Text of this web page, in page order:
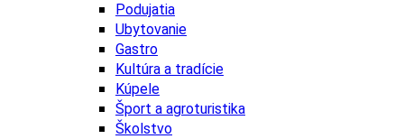
Podujatia
Ubytovanie
Gastro
Kultúra a tradície
Kúpele
Šport a agroturistika
Školstvo